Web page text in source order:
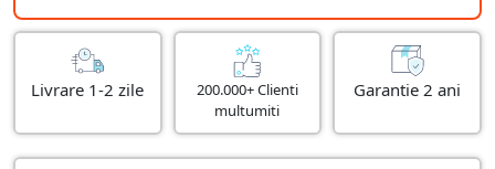
Livrare 1-2 zile
200.000+ Clienti
multumiti
Garantie 2 ani